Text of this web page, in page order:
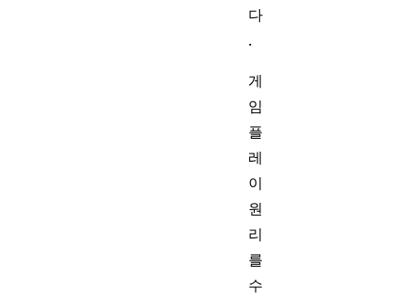
다
.
게
임
플
레
이
원
리
를
수